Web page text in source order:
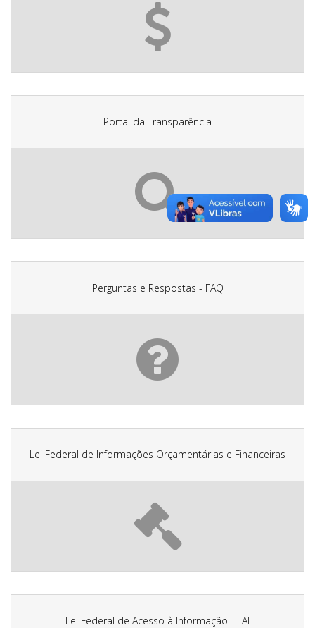
Portal da Transparência
Perguntas e Respostas - FAQ
Lei Federal de Informações Orçamentárias e Financeiras
Lei Federal de Acesso à Informação - LAI